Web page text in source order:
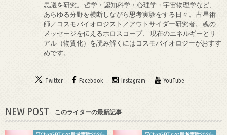
思議を研究。 哲学・認知科学・心理学・宇宙物理学など、
あらゆる分野を横断しながら思考実験をする日々。 占星術
師／コスモバイオロジスト／アウトサイダー研究者。 魂の
メッセージを伝えるホロスコープ、 現在のエネルギーとリ
アル（物質化）を読み解くにはコスモバイオロジーがおすす
めです。
Twitter Facebook Instagram YouTube
NEW POST このライターの最新記事